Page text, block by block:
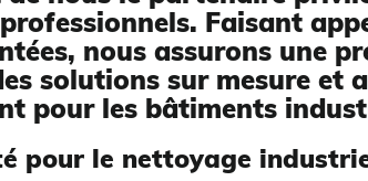
Faisant
nous assurons une
solutions sur mesure et
pour les bâtiments
pour le nettoyage